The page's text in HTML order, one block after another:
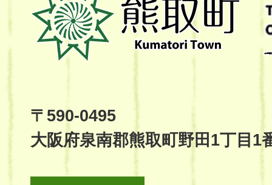
取
町
Kumatori
Site
〒590-0495
大阪府泉南郡熊取町野田1丁目1